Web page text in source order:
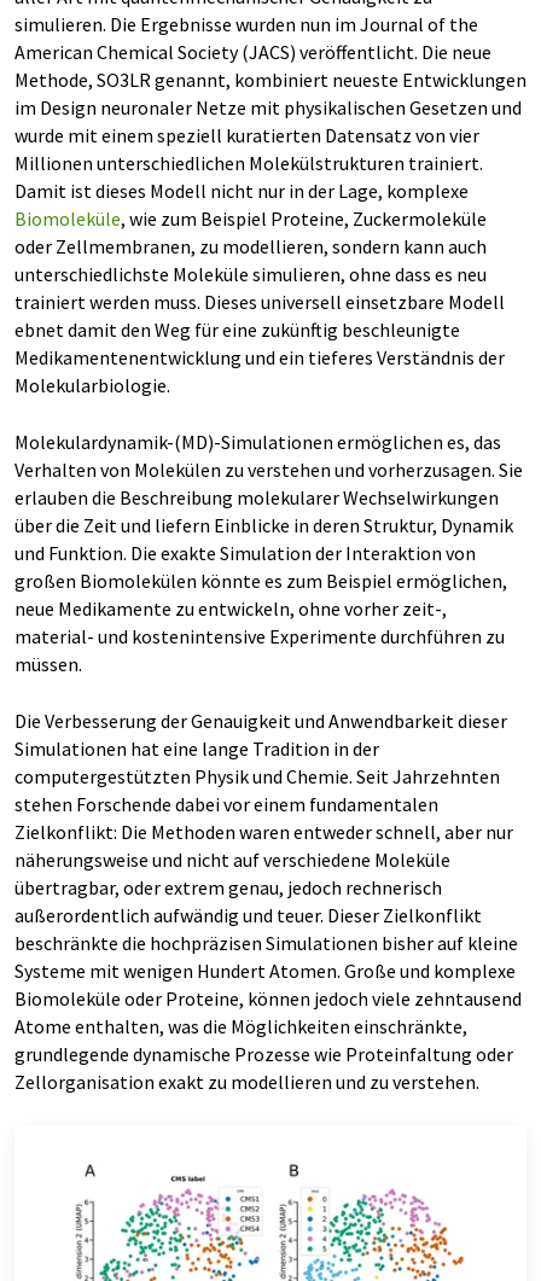
simulieren. Die Ergebnisse wurden nun im Journal of the
American Chemical Society (JACS) veröffentlicht. Die neue
Methode, SO3LR genannt, kombiniert neueste Entwicklungen
im Design neuronaler Netze mit physikalischen Gesetzen und
wurde mit einem speziell kuratierten Datensatz von vier
Millionen unterschiedlichen Molekülstrukturen trainiert.
Damit ist dieses Modell nicht nur in der Lage, komplexe
Biomoleküle, wie zum Beispiel Proteine, Zuckermoleküle
oder Zellmembranen, zu modellieren, sondern kann auch
unterschiedlichste Moleküle simulieren, ohne dass es neu
trainiert werden muss. Dieses universell einsetzbare Modell
ebnet damit den Weg für eine zukünftig beschleunigte
Medikamentenentwicklung und ein tieferes Verständnis der
Molekularbiologie.
Molekulardynamik-(MD)-Simulationen ermöglichen es, das
Verhalten von Molekülen zu verstehen und vorherzusagen. Sie
erlauben die Beschreibung molekularer Wechselwirkungen
über die Zeit und liefern Einblicke in deren Struktur, Dynamik
und Funktion. Die exakte Simulation der Interaktion von
großen Biomolekülen könnte es zum Beispiel ermöglichen,
neue Medikamente zu entwickeln, ohne vorher zeit-,
material- und kostenintensive Experimente durchführen zu
müssen.
Die Verbesserung der Genauigkeit und Anwendbarkeit dieser
Simulationen hat eine lange Tradition in der
computergestützten Physik und Chemie. Seit Jahrzehnten
stehen Forschende dabei vor einem fundamentalen
Zielkonflikt: Die Methoden waren entweder schnell, aber nur
näherungsweise und nicht auf verschiedene Moleküle
übertragbar, oder extrem genau, jedoch rechnerisch
außerordentlich aufwändig und teuer. Dieser Zielkonflikt
beschränkte die hochpräzisen Simulationen bisher auf kleine
Systeme mit wenigen Hundert Atomen. Große und komplexe
Biomoleküle oder Proteine, können jedoch viele zehntausend
Atome enthalten, was die Möglichkeiten einschränkte,
grundlegende dynamische Prozesse wie Proteinfaltung oder
Zellorganisation exakt zu modellieren und zu verstehen.